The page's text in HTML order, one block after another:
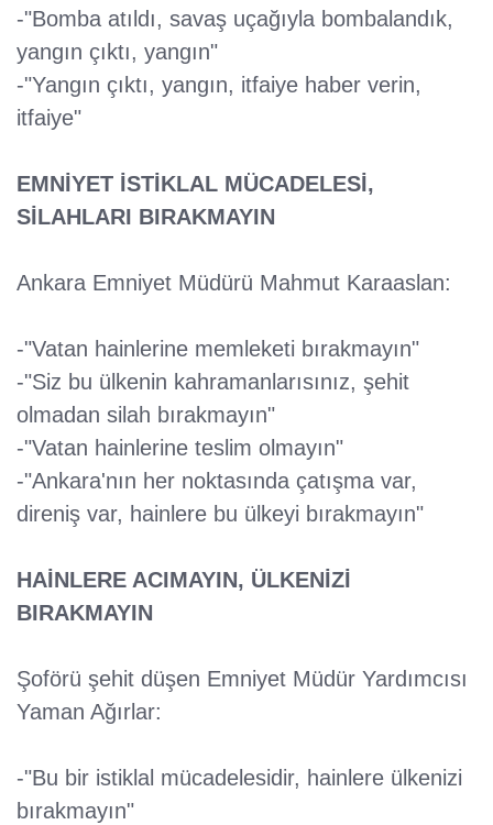
-"Bomba atıldı, savaş uçağıyla bombalandık,
yangın çıktı, yangın"
-"Yangın çıktı, yangın, itfaiye haber verin,
itfaiye"
EMNİYET İSTİKLAL MÜCADELESİ,
SİLAHLARI BIRAKMAYIN
Ankara Emniyet Müdürü Mahmut Karaaslan:
-"Vatan hainlerine memleketi bırakmayın"
-"Siz bu ülkenin kahramanlarısınız, şehit
olmadan silah bırakmayın"
-"Vatan hainlerine teslim olmayın"
-"Ankara'nın her noktasında çatışma var,
direniş var, hainlere bu ülkeyi bırakmayın"
HAİNLERE ACIMAYIN, ÜLKENİZİ
BIRAKMAYIN
Şoförü şehit düşen Emniyet Müdür Yardımcısı
Yaman Ağırlar:
-"Bu bir istiklal mücadelesidir, hainlere ülkenizi
bırakmayın"